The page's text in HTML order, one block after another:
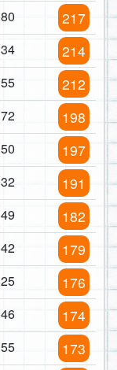
80 217
34 214
55 212
72 198
50 197
32 191
49 182
42 179
25 176
46 174
55 173